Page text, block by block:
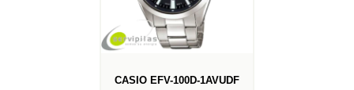
CASIO EFV-100D-1AVUDF